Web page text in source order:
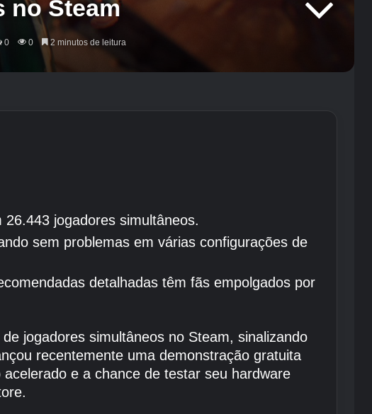
no Steam
0 0 2 minutos de leitura
jogadores simultâneos.
sem problemas em várias configurações de
detalhadas têm fãs empolgados por
jogadores simultâneos no Steam, sinalizando
recentemente uma demonstração gratuita
e a chance de testar seu hardware